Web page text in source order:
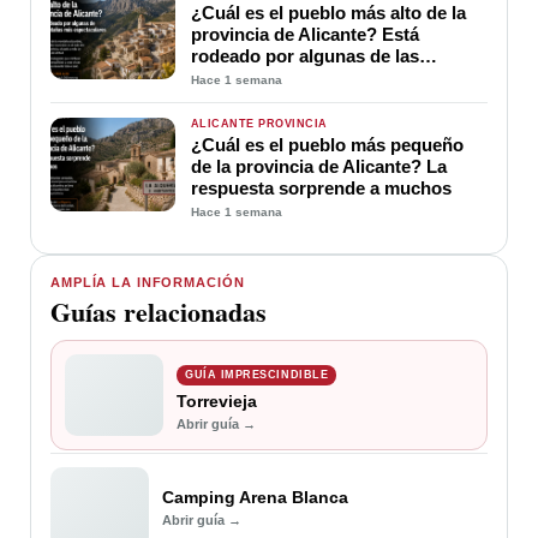
AMPLÍA LA INFORMACIÓN
Guías relacionadas
GUÍA IMPRESCINDIBLE
Torrevieja
Abrir guía →
Camping Arena Blanca
Abrir guía →
¿Cuál es el pueblo más alto de la
provincia de Alicante? Está
rodeado por algunas de las
montañas más espectaculares
Hace 1 semana
ALICANTE PROVINCIA
¿Cuál es el pueblo más pequeño
de la provincia de Alicante? La
respuesta sorprende a muchos
Hace 1 semana